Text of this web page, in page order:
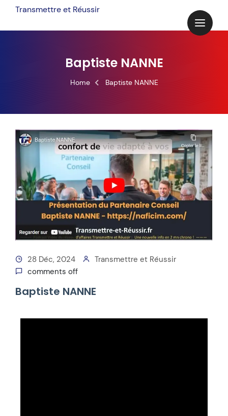
Transmettre et Réussir
Baptiste NANNE
Home Baptiste NANNE
28 Déc, 2024
Transmettre et Réussir
comments off
Baptiste NANNE